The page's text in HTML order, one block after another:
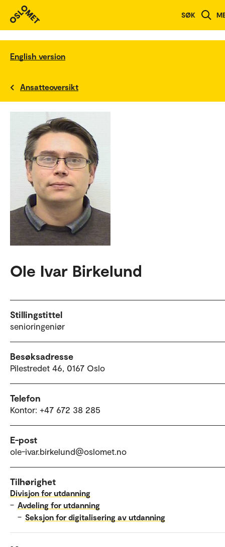
SØK
English version
Ansatteoversikt
Ole Ivar Birkelund
Stillingstittel
senioringeniør
Besøksadresse
Pilestredet 46, 0167 Oslo
Telefon
Kontor: +47 672 38 285
E-post
ole-ivar.birkelund@oslomet.no
Tilhørighet
Divisjon for utdanning
– Avdeling for utdanning
– Seksjon for digitalisering av utdanning